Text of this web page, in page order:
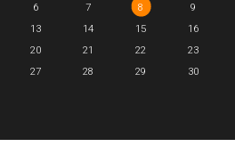
6 7 8
9
13 14 15
16
20 21 22
23
27 28 29
30